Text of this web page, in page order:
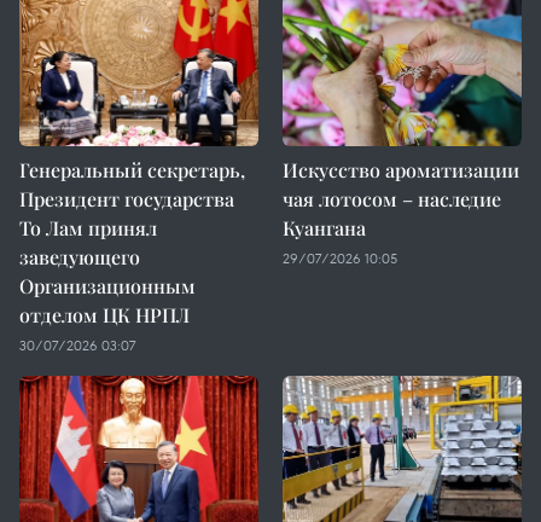
Генеральный секретарь,
Президент государства
То Лам принял
заведующего
Организационным
отделом ЦК НРПЛ
30/07/2026 03:07
Искусство ароматизации
чая лотосом – наследие
Куангана
29/07/2026 10:05